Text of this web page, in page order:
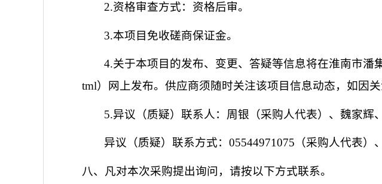
2.资格审查方式：资格后审。
3.本项目免收磋商保证金。
4.关于本项目的发布、变更、答疑等信息将在淮南市潘
tml）
网上发布。供应商须随时关注该项目信息动态，如因
5.异议（质疑）联系人： 周银（采购人代表） 、魏家辉
异议（质疑）联系方式：05544971075 （采购人代表）、
八、凡对本次采购提出询问，请按以下方式联系。